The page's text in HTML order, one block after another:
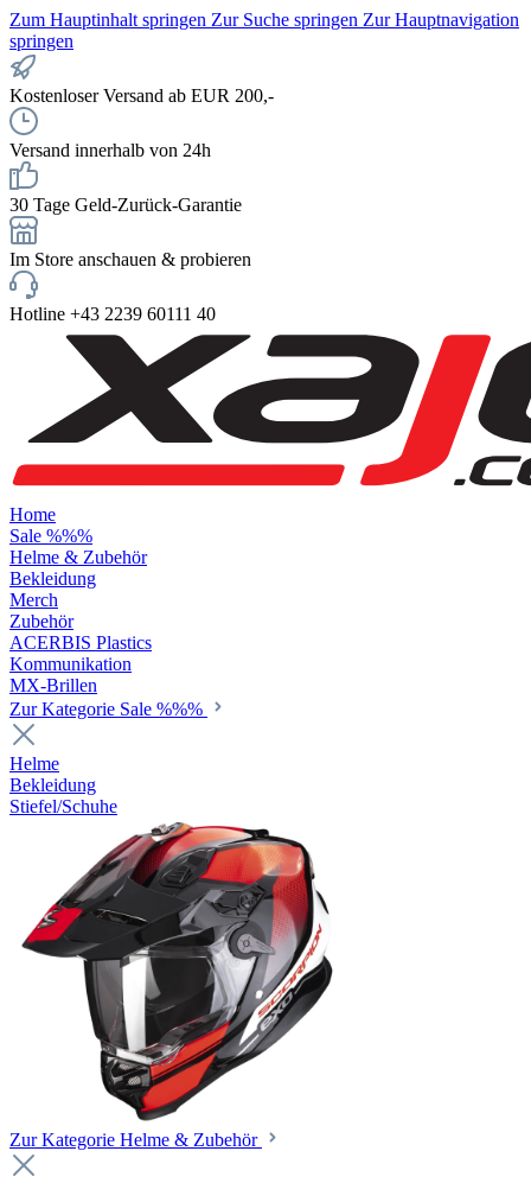
Zum Hauptinhalt springen Zur Suche springen Zur Hauptnavigation
springen
Kostenloser Versand ab EUR 200,-
Versand innerhalb von 24h
30 Tage Geld-Zurück-Garantie
Im Store anschauen & probieren
Hotline +43 2239 60111 40
Home
Sale %%%
Helme & Zubehör
Bekleidung
Merch
Zubehör
ACERBIS Plastics
Kommunikation
MX-Brillen
Zur Kategorie Sale %%%
Helme
Bekleidung
Stiefel/Schuhe
Zur Kategorie Helme & Zubehör